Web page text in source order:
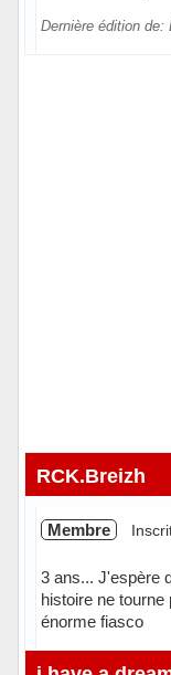
Dernière édition de:
RCK.Breizh
Membre
3 ans... J'espère
histoire ne
énorme fiasco
Hors ligne